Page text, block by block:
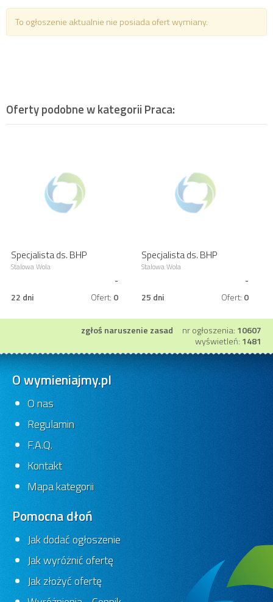
To ogłoszenie aktualnie nie posiada ofert wymiany.
Oferty podobne w kategorii Praca:
Specjalista ds. BHP
Stalowa Wola
-
22 dni
Ofert: 0
Specjalista ds. BHP
Stalowa Wola
-
25 dni
Ofert: 0
Sandomierz
zgłoś naruszenie zasad nr ogłoszenia: 10607
wyświetleń: 1481
O wymieniajmy.pl
O nas
Regulamin
F.A.Q.
Kontakt
Mapa kategorii
Pomocna dłoń
Jak dodać ogłoszenie
Jak wyróżnić ofertę
Jak złożyć ofertę